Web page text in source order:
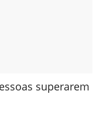
superarem